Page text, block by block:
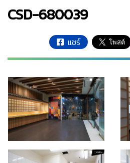
CSD-680039
แชร์